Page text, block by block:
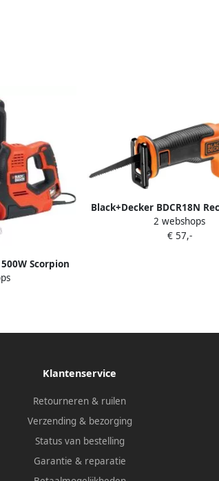
Scorpion
Zaagbladen
Black+Decker BDCR18N
18 Volt | Excl. accu en lader
XJ
2 webshops
€ 57,-
Klantenservice
Retourneren & ruilen
Verzending & bezorging
Status van bestelling
Garantie & reparatie